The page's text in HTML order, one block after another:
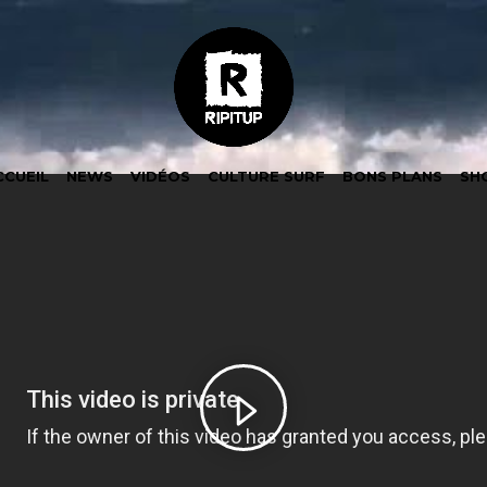
NEWS VIDÉOS CULTURE SURF BONS PLANS